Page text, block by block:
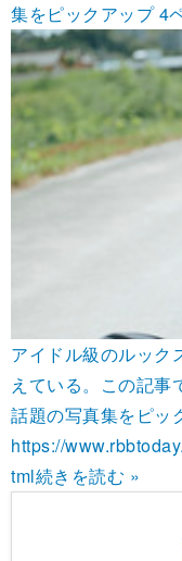
集をピックアップ 4
アイドル級のルック
えている。この記事
話題の写真集をピッ
https://
tml続きを読む »